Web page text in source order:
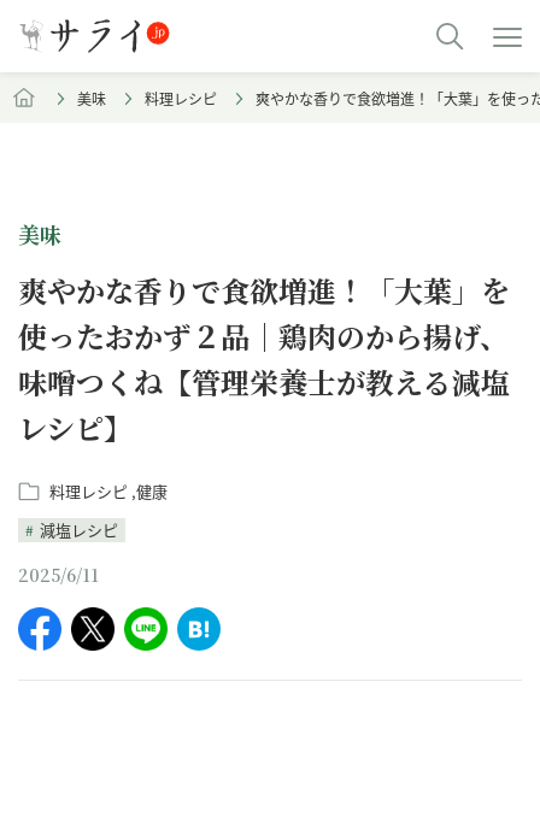
美味 料理レシピ 爽やかな香りで食欲増進！「大葉」を使っ
美味
爽やかな香りで食欲増進！「大葉」を
使ったおかず２品｜鶏肉のから揚げ、
味噌つくね【管理栄養士が教える減塩
レシピ】
料理レシピ 健康
減塩レシピ
2025/6/11